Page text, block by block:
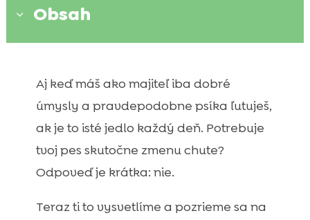
3 Obsah
CricksyDog
Príručka k dávkovaniu krmiva CricksyDog’
Príručka k zmene krmiva CricksyDog
Aj keď máš ako majiteľ iba dobré
úmysly a pravdepodobne psíka ľutuješ,
ak je to isté jedlo každý deň. Potrebuje
tvoj pes skutočne zmenu chute?
Odpoveď je krátka: nie.
Teraz ti to vysvetlíme a pozrieme sa na